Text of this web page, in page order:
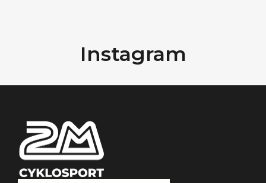
t
Instagram